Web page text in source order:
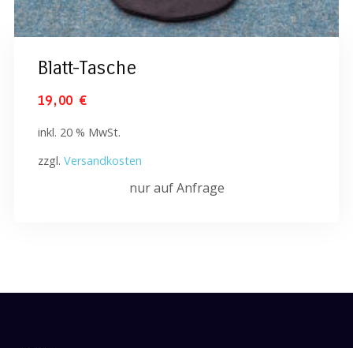
Blatt-Tasche
19,00 €
inkl. 20 % MwSt.
zzgl. Versandkosten
nur auf Anfrage